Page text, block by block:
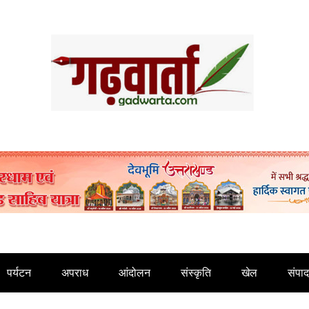
पर्यटन अपराध आंदोलन संस्कृति खेल